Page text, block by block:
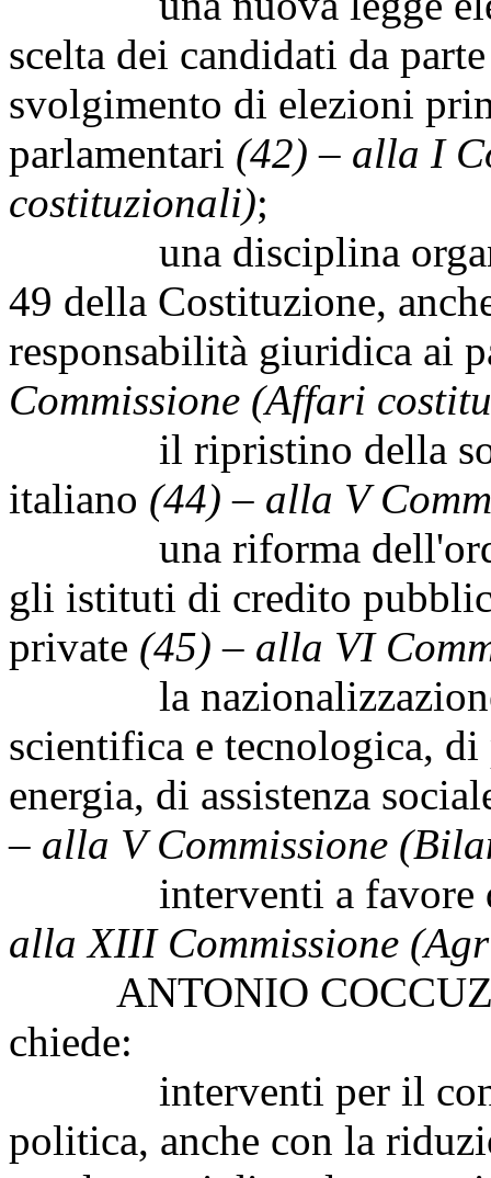
scelta dei candidati da
svolgimento di elezioni
parlamentari (42) – alla I
costituzionali);
una disciplina
49 della Costituzione,
responsabilità giuridica ai
Commissione (Affari
il ripristino della
italiano (44) – alla V
una riforma
gli istituti di credito
private (45) – alla VI
la nazionalizzazione
scientifica e tecnologica,
energia, di assistenza
– alla V Commissione
interventi a favore
alla XIII Commissione
ANTONIO
chiede:
interventi per il
politica, anche con la